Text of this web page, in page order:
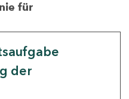
für
der